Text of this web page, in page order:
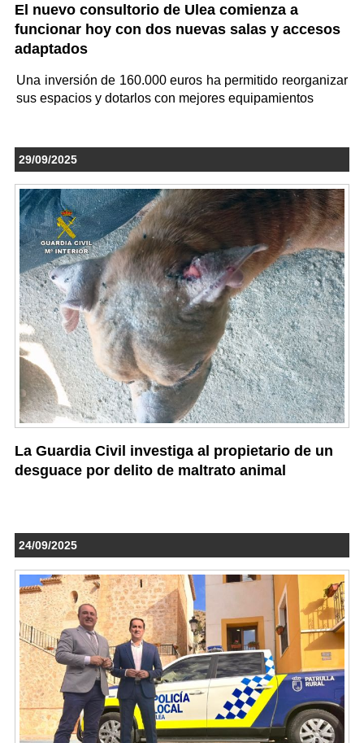
El nuevo consultorio de Ulea comienza a
funcionar hoy con dos nuevas salas y accesos
adaptados
Una inversión de 160.000 euros ha permitido reorganizar
sus espacios y dotarlos con mejores equipamientos
29/09/2025
La Guardia Civil investiga al propietario de un
desguace por delito de maltrato animal
24/09/2025